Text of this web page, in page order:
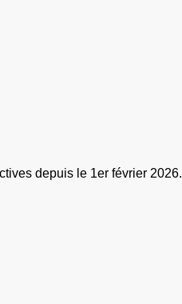
depuis le 1er février 2026.